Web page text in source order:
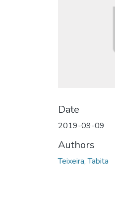
Date
2019-09-09
Authors
Teixeira, Tabita